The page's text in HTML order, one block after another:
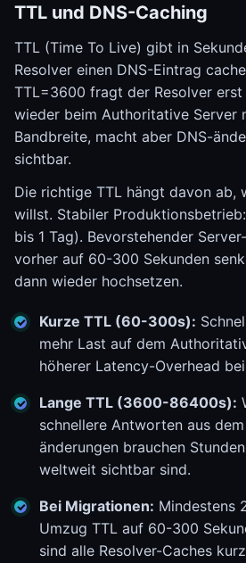
TTL und DNS-Caching
TTL (Time To Live) gibt in
Resolver einen DNS-Eintrag
TTL=3600 fragt der Resolver erst
wieder beim Authoritative Server
Bandbreite, macht aber DNS-
sichtbar.
Die richtige TTL hängt davon ab,
willst. Stabiler
bis 1 Tag). Bevorstehender
vorher auf 60-300 Sekunden
dann wieder hochsetzen.
Kurze TTL (60-300s):
mehr Last auf dem
höherer Latency-Overhead
Lange TTL (3600-86400s):
schnellere Antworten aus
änderungen brauchen
weltweit sichtbar sind.
Bei Migrationen: Mindestens
Umzug TTL auf 60-300
sind alle Resolver-Caches